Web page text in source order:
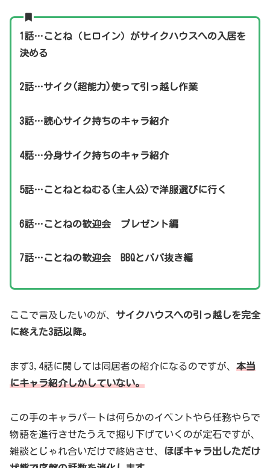
1話…ことね（ヒロイン）がサイクハウスへの入居を
決める
2話…サイク(超能力)使って引っ越し作業
3話…読心サイク持ちのキャラ紹介
4話…分身サイク持ちのキャラ紹介
5話…ことねとねむる(主人公)で洋服選びに行く
6話…ことねの歓迎会 プレゼント編
7話…ことねの歓迎会 BBQとババ抜き編
ここで言及したいのが、 サイクハウスへの引っ越しを完全
に終えた3話以降。
まず3,4話に関しては同居者の紹介になるのですが、 本当
にキャラ紹介しかしていない。
この手のキャラパートは何らかのイベントやら任務やらで
物語を進行させたうえで掘り下げていくのが定石ですが、
雑談とじゃれ合いだけで終始させ、
ほぼキャラ出しただけ